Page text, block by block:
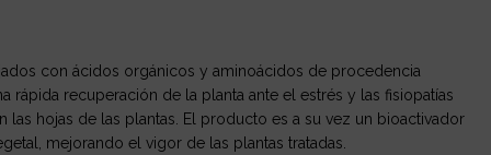
con ácidos orgánicos y aminoácidos de procedencia
rápida recuperación de la planta ante el estrés y las fisiopatías
hojas de las plantas. El producto es a su vez un bioactivador
mejorando el vigor de las plantas tratadas.